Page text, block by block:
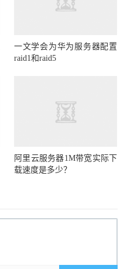
一文学会为华为服务器配置
raid1和raid5
阿里云服务器1M带宽实际下
载速度是多少？